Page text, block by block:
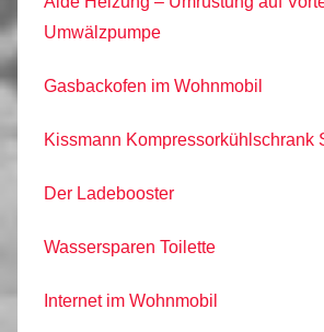
Umwälzpumpe
Gasbackofen im Wohnmobil
Kissmann Kompressorkühlschrank
Der Ladebooster
Wassersparen Toilette
Internet im Wohnmobil